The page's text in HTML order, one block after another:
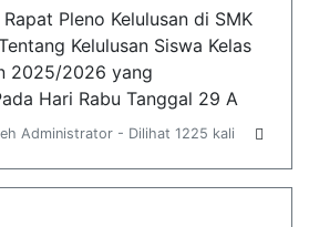
Pleno Kelulusan di SMK
Kelulusan Siswa Kelas
2025/2026 yang
Hari Rabu Tanggal 29 A
Administrator - Dilihat 1225 kali